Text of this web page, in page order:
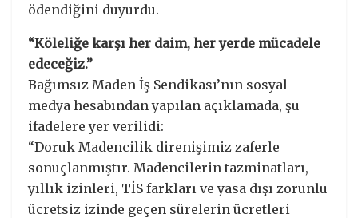
ödendiğini duyurdu.
“Köleliğe karşı her daim, her yerde mücadele
edeceğiz.”
Bağımsız Maden İş Sendikası’nın sosyal
medya hesabından yapılan açıklamada, şu
ifadelere yer verilidi:
“Doruk Madencilik direnişimiz zaferle
sonuçlanmıştır. Madencilerin tazminatları,
yıllık izinleri, TİS farkları ve yasa dışı zorunlu
ücretsiz izinde geçen sürelerin ücretleri